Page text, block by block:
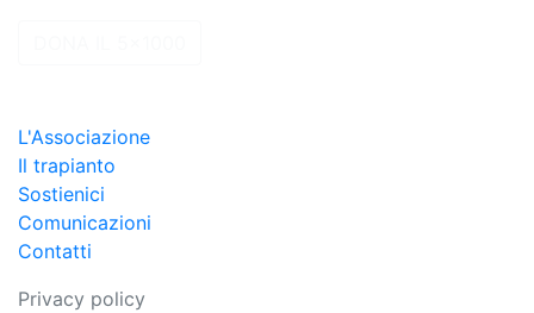
L'Associazione
Il trapianto
Sostienici
Comunicazioni
Contatti
Privacy policy